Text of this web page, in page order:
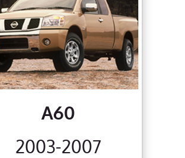
A60
2003-2007